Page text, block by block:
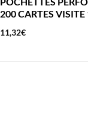
200 CARTES
11,32€